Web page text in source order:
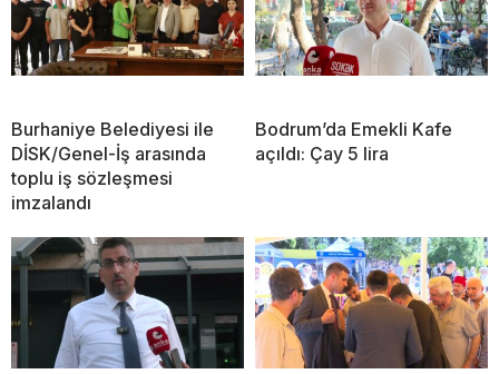
Burhaniye Belediyesi ile
DİSK/Genel-İş arasında
toplu iş sözleşmesi
imzalandı
Bodrum’da Emekli Kafe
açıldı: Çay 5 lira